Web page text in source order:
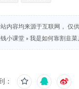
内容均来源于互联网， 仅
小课堂 » 我是如何靠割韭
：